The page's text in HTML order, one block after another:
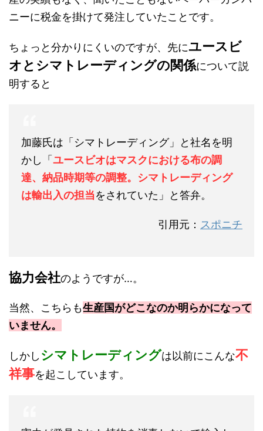
ニーに税金を掛けて発注していたことです。
ちょっと分かりにくいのですが、先にユースビ
オとシマトレーディングの関係について説
明すると
加藤氏は「シマトレーディング」と社名を明
かし「 ユースビオはマスクにおける布の調
達、納品時期等の調整。シマトレーディング
は輸出入の担当をされていた」と答弁。
引用元： スポニチ
協力会社のようですが…。
当然、こちらも生産国がどこなのか明らかになって
いません。
しかし シマトレーディングは以前にこんな不
祥事を起こしています。